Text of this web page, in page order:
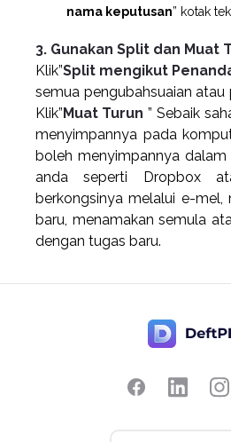
nama keputusan” kotak
3. Gunakan Split dan Muat
Klik”Split mengikut
semua pengubahsuaian atau
Klik” Muat Turun ” Sebaik
menyimpannya pada
boleh menyimpannya
anda seperti Dropbox
berkongsinya melalui e-mel,
baru, menamakan semula
dengan tugas baru.